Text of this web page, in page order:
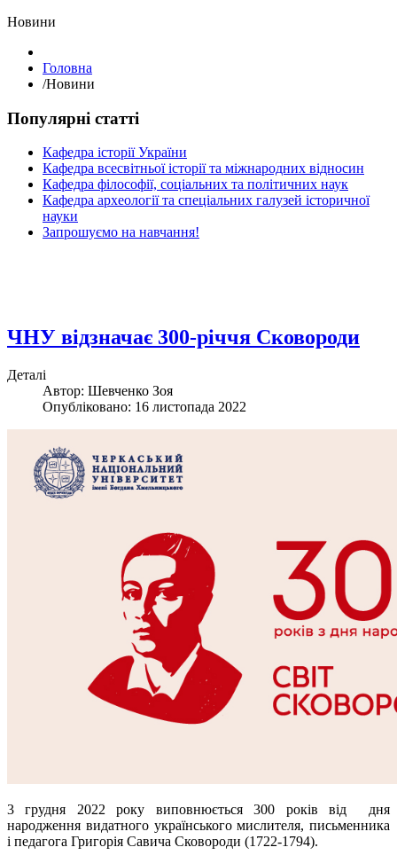
Hовини
Головна
/Hовини
Популярні статті
Кафедра історії України
Кафедра всесвітньої історії та міжнародних відносин
Кафедра філософії, соціальних та політичних наук
Кафедра археології та спеціальних галузей історичної
науки
Запрошуємо на навчання!
ЧНУ відзначає 300-річчя Сковороди
Деталі
Автор: Шевченко Зоя
Опубліковано: 16 листопада 2022
3 грудня 2022 року виповнюється 300 років від дня
народження видатного українського мислителя, письменника
і педагога Григорія Савича Сковороди (1722-1794).